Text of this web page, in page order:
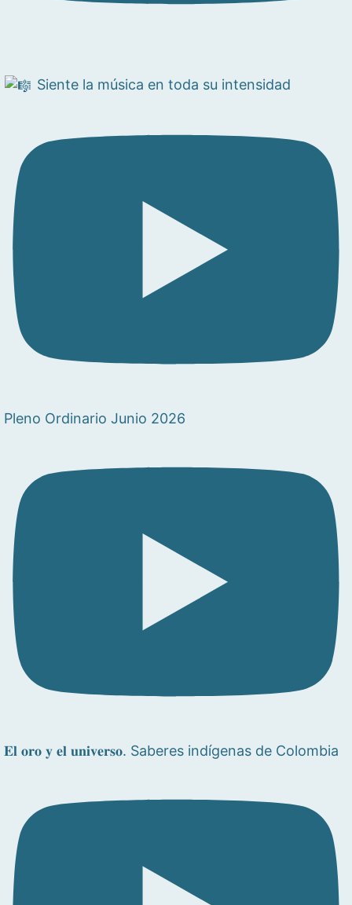
Siente la música en toda su intensidad
Pleno Ordinario Junio 2026
𝐄𝐥 𝐨𝐫𝐨 𝐲 𝐞𝐥 𝐮𝐧𝐢𝐯𝐞𝐫𝐬𝐨. Saberes indígenas de Colombia